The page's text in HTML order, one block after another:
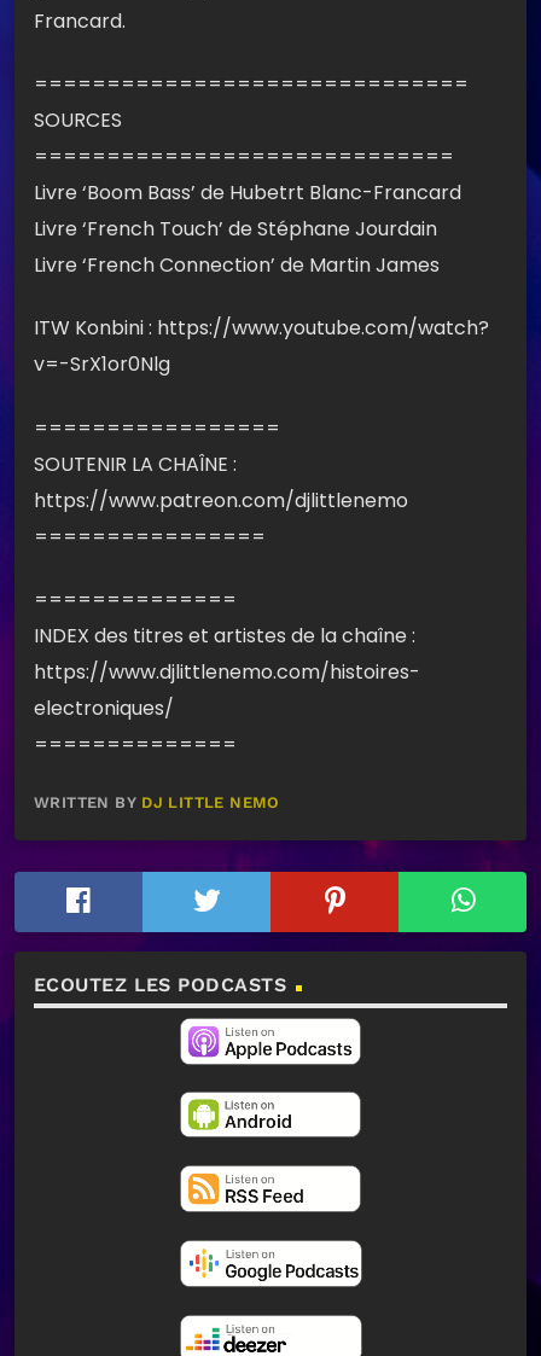
Francard.
==============================
SOURCES
=============================
Livre ‘Boom Bass’ de Hubetrt Blanc-Francard
Livre ‘French Touch’ de Stéphane Jourdain
Livre ‘French Connection’ de Martin James
ITW Konbini : https://www.youtube.com/watch?
v=-SrX1or0Nlg
=================
SOUTENIR LA CHAÎNE :
https://www.patreon.com/djlittlenemo
================
==============
INDEX des titres et artistes de la chaîne :
https://www.djlittlenemo.com/histoires-
electroniques/
==============
WRITTEN BY DJ LITTLE NEMO
ECOUTEZ LES PODCASTS